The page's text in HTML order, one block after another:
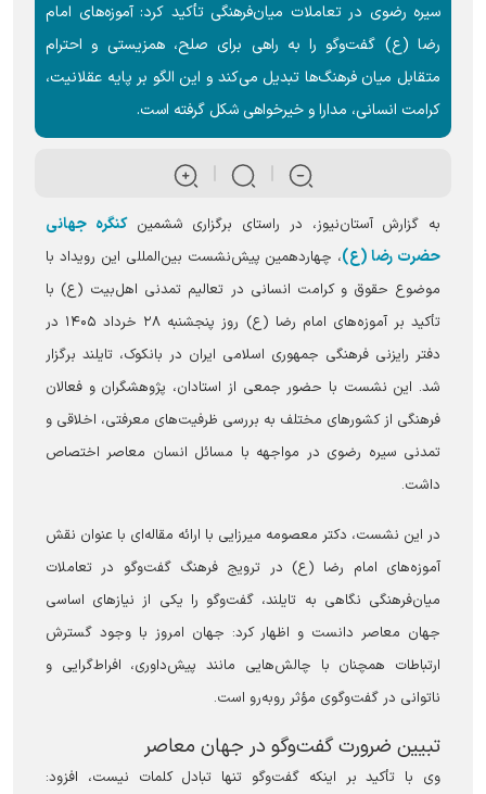
سیره رضوی در تعاملات میان‌فرهنگی تأکید کرد: آموزه‌های امام
رضا (ع) گفت‌و‌گو را به راهی برای صلح، همزیستی و احترام
متقابل میان فرهنگ‌ها تبدیل می‌کند و این الگو بر پایه عقلانیت،
کرامت انسانی، مدارا و خیرخواهی شکل گرفته است.
به گزارش آستان‌نیوز، در راستای برگزاری ششمینکنگره جهانی
حضرت رضا (ع)، چهاردهمین پیش‌نشست بین‌المللی این رویداد با
موضوع حقوق و کرامت انسانی در تعالیم تمدنی اهل‌بیت (ع) با
تأکید بر آموزه‌های امام رضا (ع) روز پنجشنبه ۲۸ خرداد ۱۴۰۵ در
دفتر رایزنی فرهنگی جمهوری اسلامی ایران در بانکوک، تایلند برگزار
شد. این نشست با حضور جمعی از استادان، پژوهشگران و فعالان
فرهنگی از کشور‌های مختلف به بررسی ظرفیت‌های معرفتی، اخلاقی و
تمدنی سیره رضوی در مواجهه با مسائل انسان معاصر اختصاص
داشت.
در این نشست، دکتر معصومه میرزایی با ارائه مقاله‌ای با عنوان نقش
آموزه‌های امام رضا (ع) در ترویج فرهنگ گفت‌و‌گو در تعاملات
میان‌فرهنگی نگاهی به تایلند، گفت‌و‌گو را یکی از نیاز‌های اساسی
جهان معاصر دانست و اظهار کرد: جهان امروز با وجود گسترش
ارتباطات همچنان با چالش‌هایی مانند پیش‌داوری، افراط‌گرایی و
ناتوانی در گفت‌وگوی مؤثر روبه‌رو است.
تبیین ضرورت گفت‌و‌گو در جهان معاصر
وی با تأکید بر اینکه گفت‌و‌گو تنها تبادل کلمات نیست، افزود: